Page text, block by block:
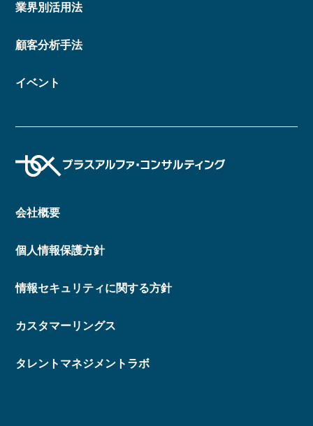
業界別活用法
顧客分析手法
イベント
会社概要
個人情報保護方針
情報セキュリティに関する方針
カスタマーリングス
タレントマネジメントラボ